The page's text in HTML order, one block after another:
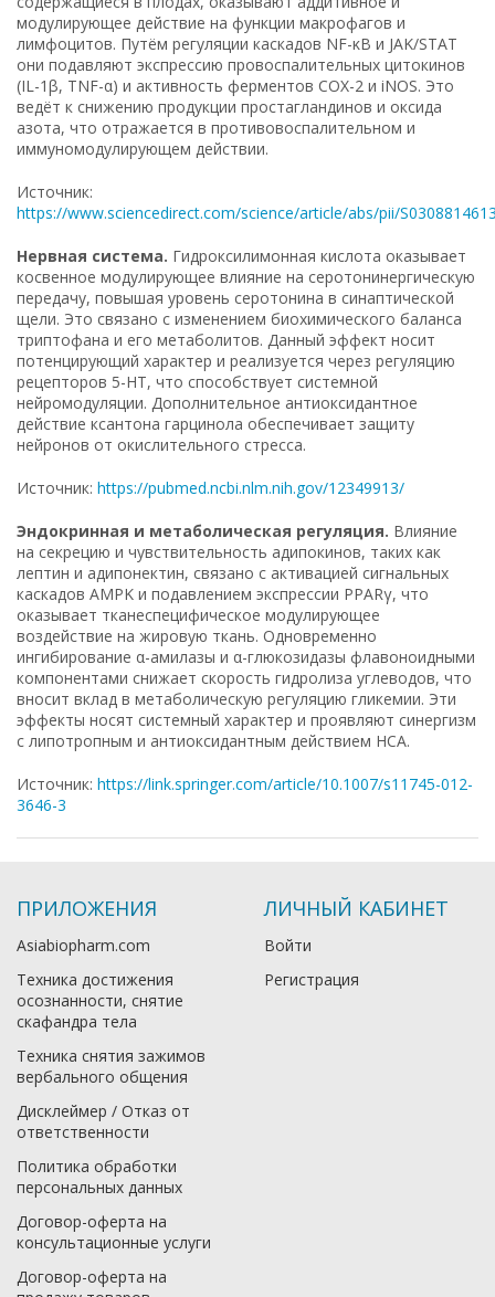
модулирующее действие на функции макрофагов и
лимфоцитов. Путём регуляции каскадов NF-κB и JAK/STAT
они подавляют экспрессию провоспалительных цитокинов
(IL-1β, TNF-α) и активность ферментов COX-2 и iNOS. Это
ведёт к снижению продукции простагландинов и оксида
азота, что отражается в противовоспалительном и
иммуномодулирующем действии.
Источник:
https://www.sciencedirect.com/science/article/abs/pii/
Нервная система. Гидроксилимонная кислота оказывает
косвенное модулирующее влияние на серотонинергическую
передачу, повышая уровень серотонина в синаптической
щели. Это связано с изменением биохимического баланса
триптофана и его метаболитов. Данный эффект носит
потенцирующий характер и реализуется через регуляцию
рецепторов 5-HT, что способствует системной
нейромодуляции. Дополнительное антиоксидантное
действие ксантона гарцинола обеспечивает защиту
нейронов от окислительного стресса.
Источник: https://pubmed.ncbi.nlm.nih.gov/12349913/
Эндокринная и метаболическая регуляция. Влияние
на секрецию и чувствительность адипокинов, таких как
лептин и адипонектин, связано с активацией сигнальных
каскадов AMPK и подавлением экспрессии PPARγ, что
оказывает тканеспецифическое модулирующее
воздействие на жировую ткань. Одновременно
ингибирование α-амилазы и α-глюкозидазы флавоноидными
компонентами снижает скорость гидролиза углеводов, что
вносит вклад в метаболическую регуляцию гликемии. Эти
эффекты носят системный характер и проявляют синергизм
с липотропным и антиоксидантным действием HCA.
Источник: https://link.springer.com/article/10.1007/s11745-012-
3646-3
ПРИЛОЖЕНИЯ
Asiabiopharm.com
Техника достижения
осознанности, снятие
скафандра тела
Техника снятия зажимов
вербального общения
Дисклеймер / Отказ от
ответственности
Политика обработки
персональных данных
Договор-оферта на
консультационные услуги
Договор-оферта на
ЛИЧНЫЙ КАБИНЕТ
Войти
Регистрация